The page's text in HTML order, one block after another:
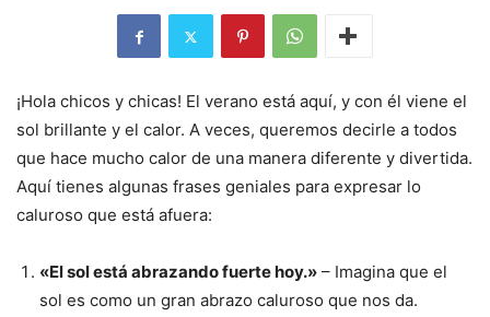
¡Hola chicos y chicas! El verano está aquí, y con él viene el
sol brillante y el calor. A veces, queremos decirle a todos
que hace mucho calor de una manera diferente y divertida.
Aquí tienes algunas frases geniales para expresar lo
caluroso que está afuera:
«El sol está abrazando fuerte hoy.» – Imagina que el
sol es como un gran abrazo caluroso que nos da.